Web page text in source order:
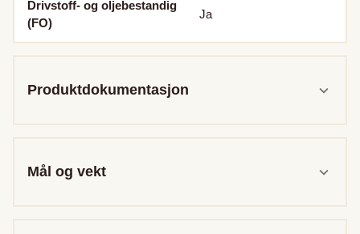
Drivstoff- og oljebestandig
(FO)
Ja
Produktdokumentasjon
Mål og vekt